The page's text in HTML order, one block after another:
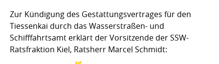
Zur Kündigung des Gestattungsvertrages für den
Tiessenkai durch das Wasserstraßen- und
Schifffahrtsamt erklärt der Vorsitzende der SSW-
Ratsfraktion Kiel, Ratsherr Marcel Schmidt: